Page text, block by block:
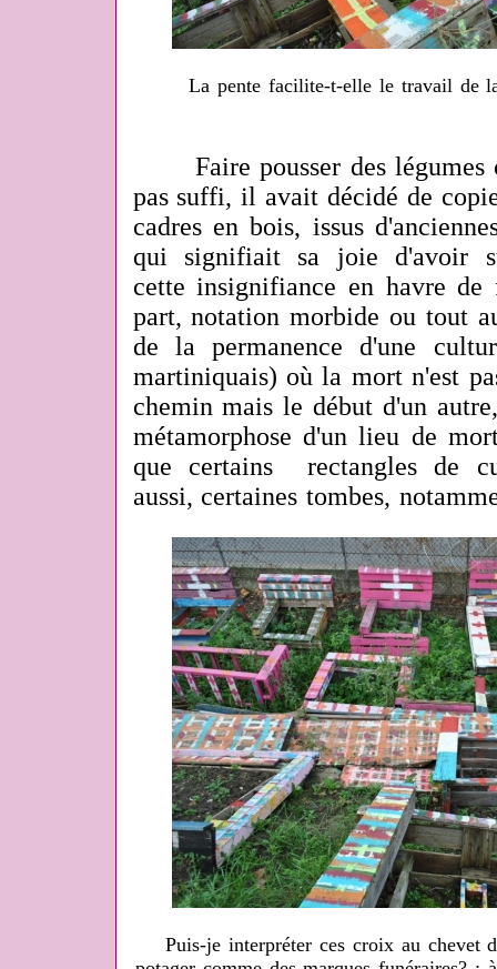
La pente facilite-t-elle le travail de
Faire pousser des légumes
pas suffi, il avait décidé de
cadres en bois, issus
qui signifiait sa joie d'avoir
cette insignifiance en havre de
part, notation morbide ou tout
de la permanence d'une
martiniquais) où la mort n'est
chemin mais le début d'un
métamorphose d'un lieu de
que certains rectangles de
aussi, certaines tombes,
Puis-je interpréter ces croix au chevet